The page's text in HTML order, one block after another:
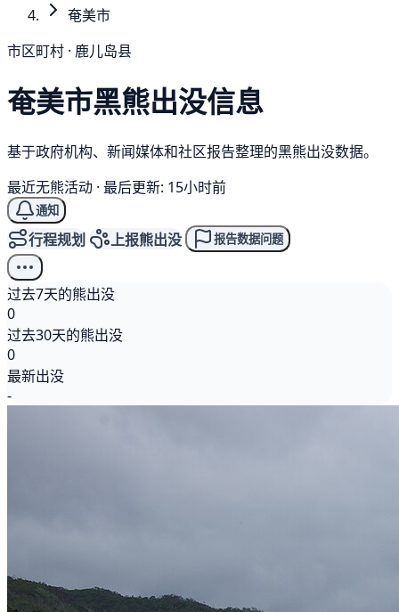
奄美市
市区町村 · 鹿儿岛县
奄美市黑熊出没信息
基于政府机构、新闻媒体和社区报告整理的黑熊出没数据。
最近无熊活动 · 最后更新: 15小时前
通知
行程规划 上报熊出没 报告数据问题
过去7天的熊出没
0
过去30天的熊出没
0
最新出没
-